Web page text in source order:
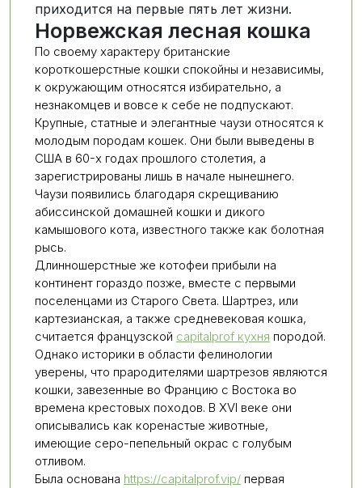
приходится на первые пять лет жизни.
Норвежская лесная кошка
По своему характеру британские
короткошерстные кошки спокойны и независимы,
к окружающим относятся избирательно, а
незнакомцев и вовсе к себе не подпускают.
Крупные, статные и элегантные чаузи относятся к
молодым породам кошек. Они были выведены в
США в 60-х годах прошлого столетия, а
зарегистрированы лишь в начале нынешнего.
Чаузи появились благодаря скрещиванию
абиссинской домашней кошки и дикого
камышового кота, известного также как болотная
рысь.
Длинношерстные же котофеи прибыли на
континент гораздо позже, вместе с первыми
поселенцами из Старого Света. Шартрез, или
картезианская, а также средневековая кошка,
считается французской capitalprof кухня породой.
Однако историки в области фелинологии
уверены, что прародителями шартрезов являются
кошки, завезенные во Францию с Востока во
времена крестовых походов. В XVI веке они
описывались как коренастые животные,
имеющие серо-пепельный окрас с голубым
отливом.
Была основана https://capitalprof.vip/ первая